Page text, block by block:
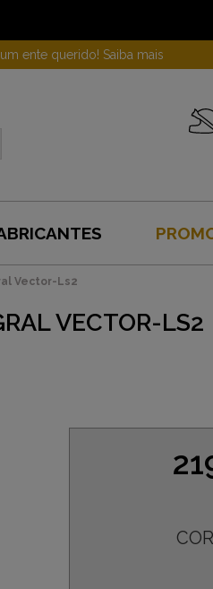
ente querido! Saiba mais
Vector-Ls2
VECTOR-LS2
COR